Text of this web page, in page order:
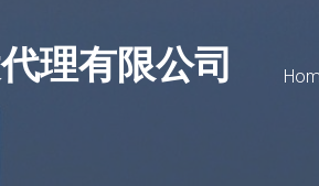
理有限公司